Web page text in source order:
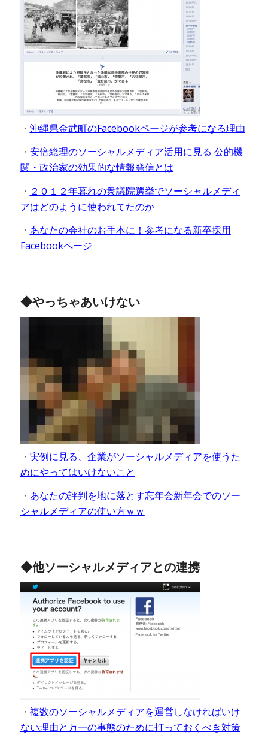
・ 沖縄県金武町のFacebookページが参考になる理由
・ 安倍総理のソーシャルメディア活用に見る 公的機
関・政治家の効果的な情報発信とは
・ ２０１２年暮れの衆議院選挙でソーシャルメディ
アはどのように使われてたのか
・ あなたの会社のお手本に！参考になる新卒採用
Facebookページ
◆やっちゃあいけない
・ 実例に見る、企業がソーシャルメディアを使うた
めにやってはいけないこと
・ あなたの評判を地に落とす忘年会新年会でのソー
シャルメディアの使い方ｗｗ
◆他ソーシャルメディアとの連携
・ 複数のソーシャルメディアを運営しなければいけ
ない理由と万一の事態のために打っておくべき対策